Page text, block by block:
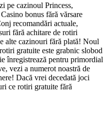
pe cazinoul Princess,
bonus fără vărsare
recomandări actuale,
fără achitare de rotiri
alte cazinouri fără plată! Noul
gratuite este grabnic slobod
înregistrează pentru primordial
vezi a numerot noastră de
Dacă vrei decedată joci
ce rotiri gratuite fără